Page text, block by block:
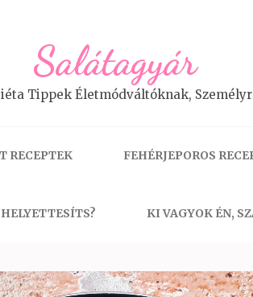
Salátagyár
Tippek Életmódváltóknak,
RECEPTEK FEHÉRJEPOROS
KI VAGYOK ÉN,